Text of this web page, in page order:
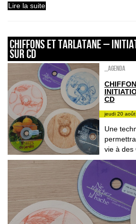
Lire la suite
CHIFFONS ET TARLATANE –
SUR CD
_Agenda
CD
jeudi 20
Une
vie à des